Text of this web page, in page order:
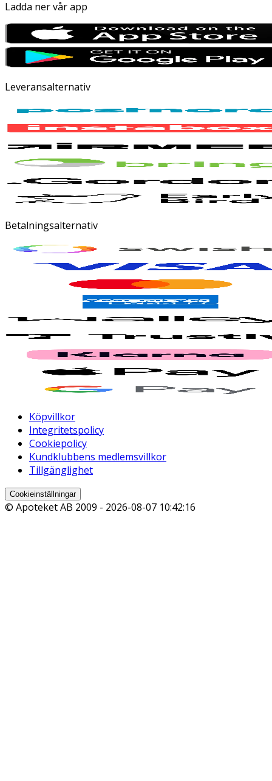
Ladda ner vår app
Leveransalternativ
Betalningsalternativ
Köpvillkor
Integritetspolicy
Cookiepolicy
Kundklubbens medlemsvillkor
Tillgänglighet
Cookieinställningar
© Apoteket AB 2009 - 2026-08-07 10:42:16